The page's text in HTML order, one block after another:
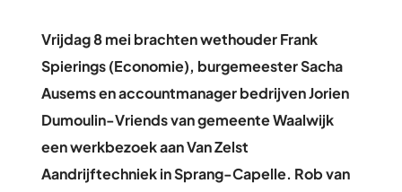
Vrijdag 8 mei brachten wethouder Frank
Spierings (Economie), burgemeester Sacha
Ausems en accountmanager bedrijven Jorien
Dumoulin-Vriends van gemeente Waalwijk
een werkbezoek aan Van Zelst
Aandrijftechniek in Sprang-Capelle. Rob van